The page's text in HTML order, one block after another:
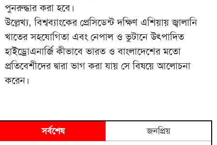
পুনরুদ্ধার করা হবে।
উল্লেখ্য, বিশ্বব্যাংকের প্রেসিডেন্ট দক্ষিণ এশিয়ায় জ্বালানি
খাতের সহযোগিতা এবং নেপাল ও ভুটানে উত্পাদিত
হাইড্রোএনার্জি কীভাবে ভারত ও বাংলাদেশের মতো
প্রতিবেশীদের দ্বারা ভাগ করা যায় সে বিষয়ে আলোচনা
করেন।
সর্বশেষ জনপ্রিয়